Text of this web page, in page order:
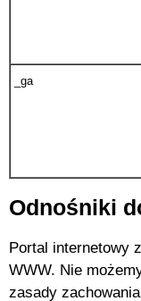
_ga
Odnośniki
Portal internetowy
WWW. Nie
zasady